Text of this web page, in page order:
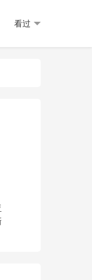
看过